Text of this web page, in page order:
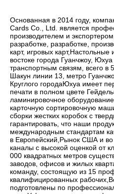
Основанная в 2014 году,
Cards Co., Ltd. является
производителем и
разработке, разработке,
карт, игровых
востоке города Гуанчжоу,
транспортным связям, всего в
Шакун линии 13, метро
Круглого городаЮхуа имеет
печати в полном цвете
ламинировочное
карточную сортировочную
сборки жестких коробок с
гарантировать, что наши
международным стандартам
в Европейский,Рынок США и
каналы с высокой оценкой от
000 квадратных метров
заводов, офисов и жилых
команду, состоящую из 15
квалифицированных
подготовлены по